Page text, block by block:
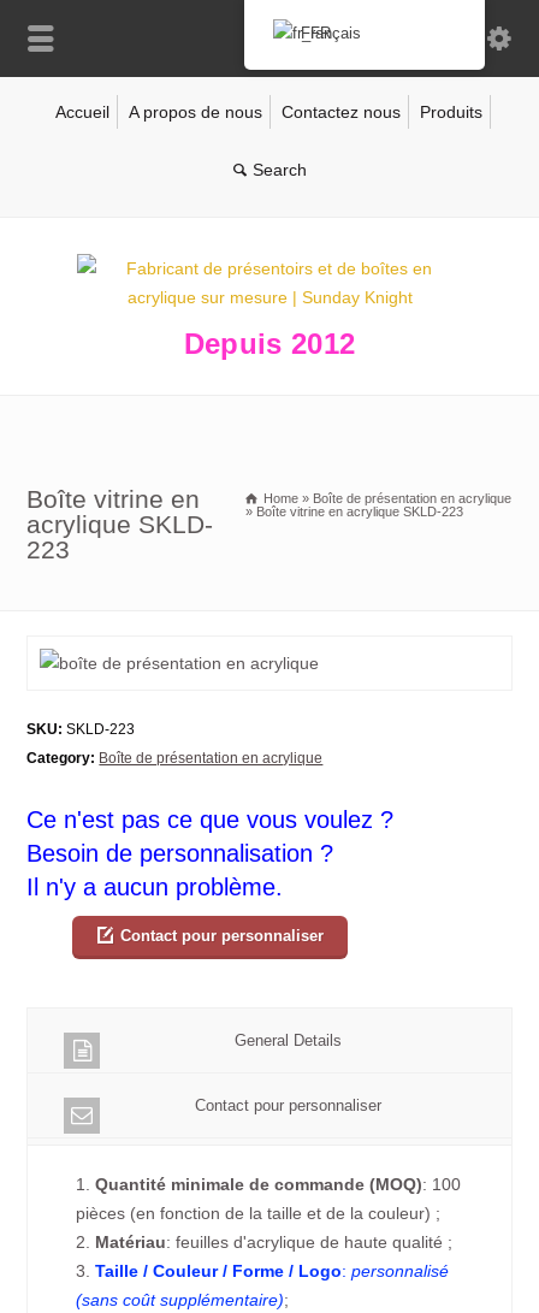
Accueil A propos de nous Contactez nous Produits
Depuis 2012
Boîte vitrine en
acrylique SKLD-
223
Home » Boîte de présentation en acrylique
» Boîte vitrine en acrylique SKLD-223
SKU: SKLD-223
Category: Boîte de présentation en acrylique
Ce n'est pas ce que vous voulez ?
Besoin de personnalisation ?
Il n'y a aucun problème.
Contact pour personnaliser
General Details
Contact pour personnaliser
1.Quantité minimale de commande (MOQ): 100
pièces (en fonction de la taille et de la couleur) ;
2. Matériau: feuilles d'acrylique de haute qualité ;
3.Taille / Couleur / Forme / Logo:personnalisé
(sans coût supplémentaire);
Français